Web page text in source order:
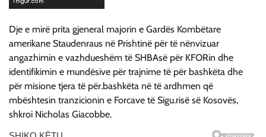
Dje e mirë prita gjeneral majorin e Gardës Kombëtare
amerikane Staudenraus në Prishtinë për të nënvizuar
angazhimin e vazhdueshëm të SHBAsë për KFORin dhe
identifikimin e mundësive për trajnime të për bashkëta dhe
për misione tjera të për.bashkëta në të ardhmen që
mbështesin tranzicionin e Forcave të Sigu.risë së Kosovës,
shkroi Nicholas Giacobbe.